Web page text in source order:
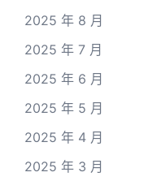
2025 年 8 月
2025 年 7 月
2025 年 6 月
2025 年 5 月
2025 年 4 月
2025 年 3 月